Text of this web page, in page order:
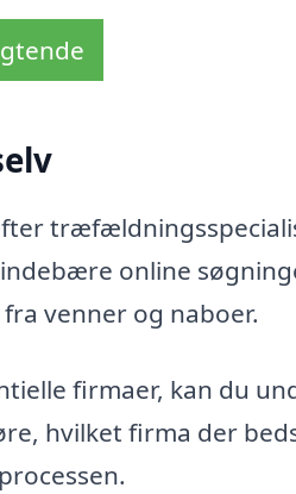
online
venner og naboer.
firmaer, kan du
hvilket firma der